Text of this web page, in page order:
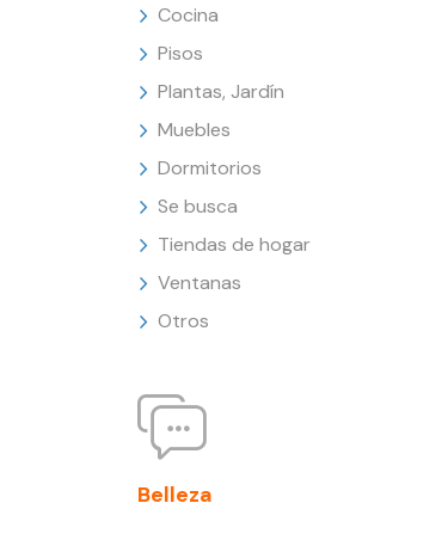
Cocina
Pisos
Plantas, Jardín
Muebles
Dormitorios
Se busca
Tiendas de hogar
Ventanas
Otros
Belleza